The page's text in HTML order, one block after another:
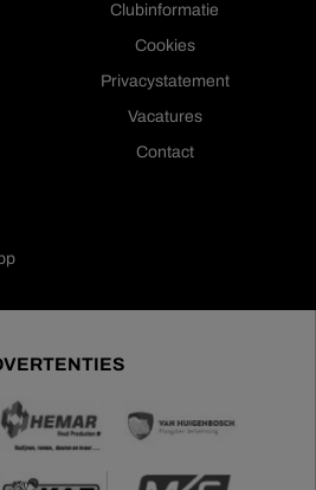
Clubinformatie
Cookies
Privacystatement
Vacatures
Contact